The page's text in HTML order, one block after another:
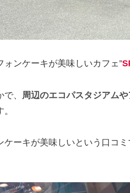
ンケーキが美味しいカフェ”
、 周辺のエコパスタジアム
ケーキが美味しいという口コ